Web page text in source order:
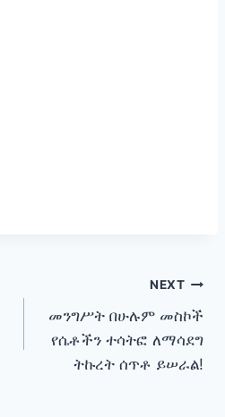
NEXT
መንግሥት በሁሉም መስኮች
የሴቶችን ተሳትፎ ለማሳደግ
ትኩረት ሰጥቶ ይሠራል!